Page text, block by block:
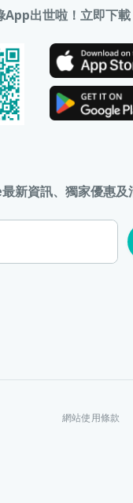
出世啦！立即下載
新資訊、獨家優惠及
網站使用條款